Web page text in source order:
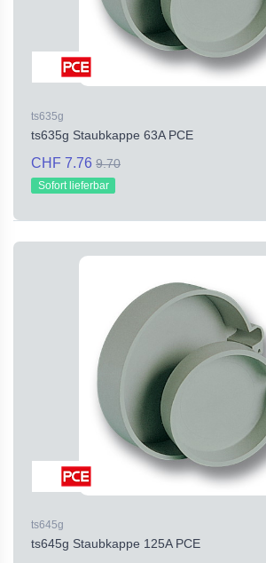
ts635g
ts635g Staubkappe 63A PCE
CHF 7.76 9.70
Sofort lieferbar
ts645g
ts645g Staubkappe 125A PCE